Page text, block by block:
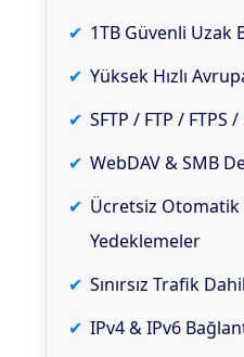
1TB Güvenli Uzak
Yüksek Hızlı
SFTP / FTP / FTPS
WebDAV & SMB
Ücretsiz Otomatik
Yedeklemeler
Sınırsız Trafik Dahil
IPv4 & IPv6